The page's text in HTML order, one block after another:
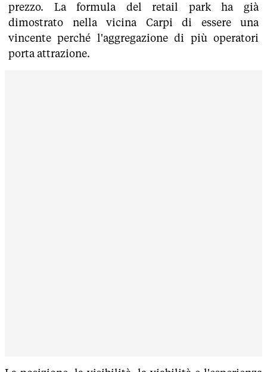
prezzo. La formula del retail park ha già
dimostrato nella vicina Carpi di essere una
vincente perché l'aggregazione di più operatori
porta attrazione.